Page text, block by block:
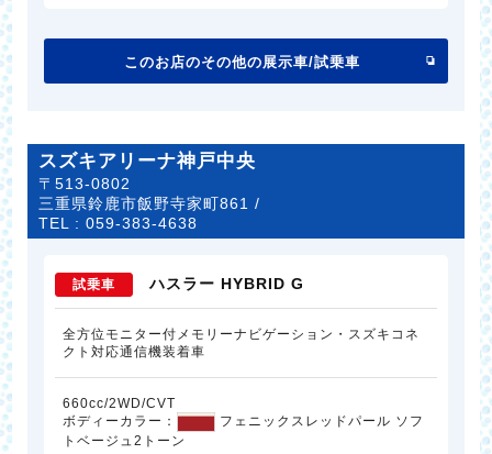
このお店のその他の展示車/試乗車
スズキアリーナ神戸中央
〒513-0802
三重県鈴鹿市飯野寺家町861 /
TEL :059-383-4638
試乗車 ハスラー HYBRID G
全方位モニター付メモリーナビゲーション・スズキコネ
クト対応通信機装着車
660cc/2WD/CVT
ボディーカラー：
フェニックスレッドパール ソフ
トベージュ2トーン